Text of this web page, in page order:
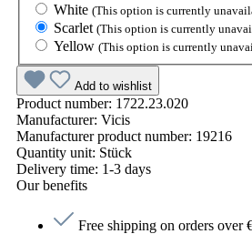
White (This option is currently
Scarlet (This option is currently
Yellow (This option is currently
Add to wishlist
Product number: 1722.23.020
Manufacturer: Vicis
Manufacturer product number: 19216
Quantity unit: Stück
Delivery time: 1-3 days
Our benefits
Free shipping on orders over